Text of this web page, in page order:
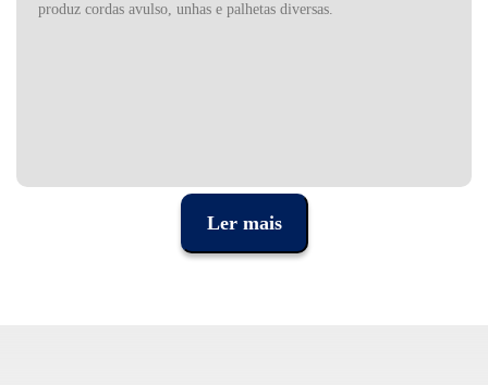
produz cordas avulso, unhas e palhetas diversas.
Ler mais